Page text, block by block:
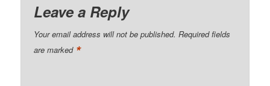
Leave a Reply
Your email address will not be published. Required fields
are marked *